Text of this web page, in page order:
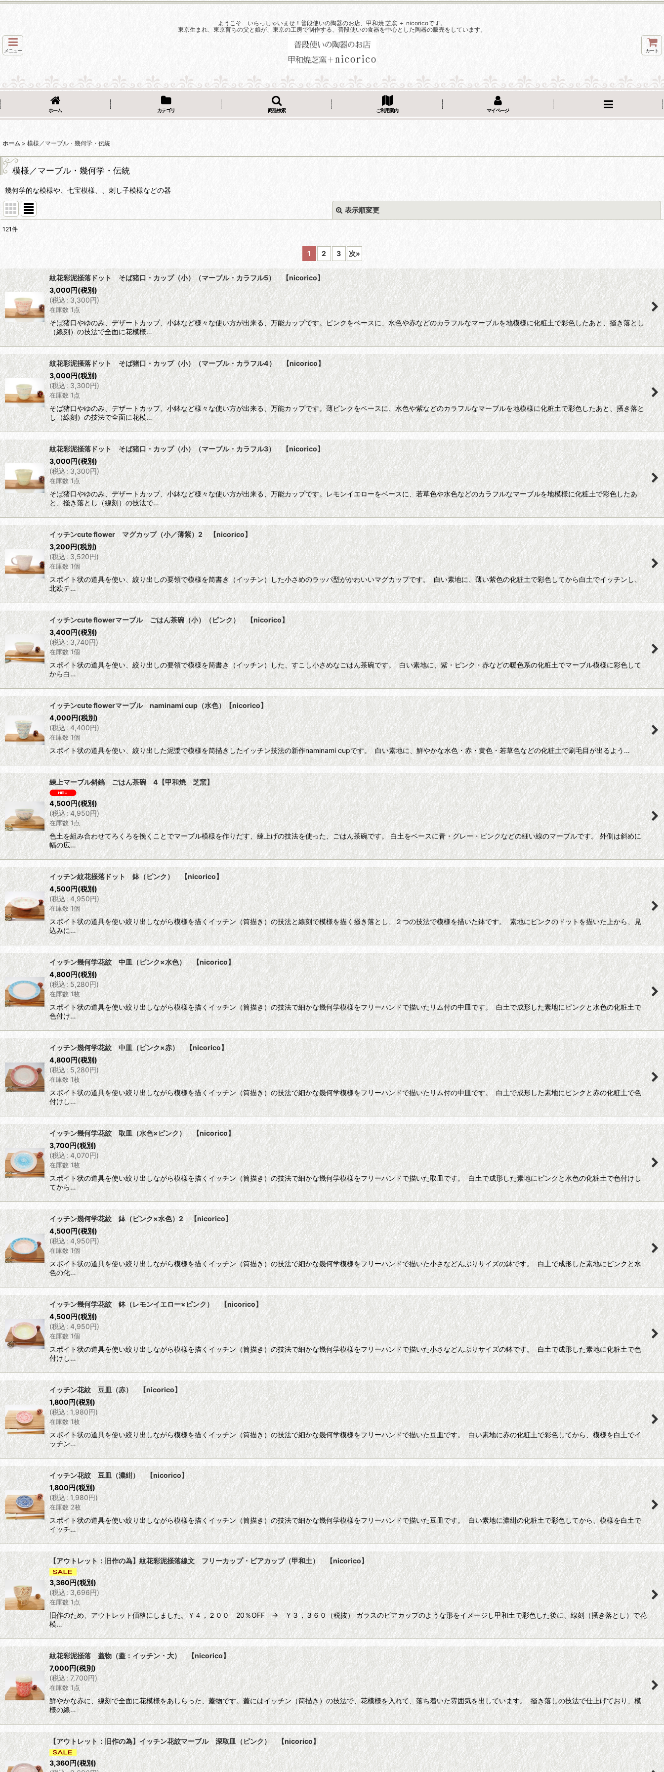
ようこそ いらっしゃいませ！普段使いの陶器のお店、甲和焼 芝窯 ＋ nicoricoです。
東京生まれ、東京育ちの父と娘が、東京の工房で制作する、普段使いの食器を中心とした陶器の販売をしています。
メニュー カート
ホーム カテゴリ 商品検索 ご利用案内 マイページ
ホーム > 模様／マーブル・幾何学・伝統
模様／マーブル・幾何学・伝統
幾何学的な模様や、七宝模様、、刺し子模様などの器
表示順変更
絞り込む
121件
1 2 3 次»
紋花彩泥掻落ドット そば猪口・カップ（小）（マーブル・カラフル5） 【nicorico】
3,000円(税別)
(税込: 3,300円)
在庫数 1点
そば猪口やゆのみ、デザートカップ、小鉢など様々な使い方が出来る、万能カップです。ピンクをベースに、水色や赤などのカラフルなマーブルを地模様に化粧土で彩色したあと、掻き落とし
（線刻）の技法で全面に花模様…
紋花彩泥掻落ドット そば猪口・カップ（小）（マーブル・カラフル4） 【nicorico】
3,000円(税別)
(税込: 3,300円)
在庫数 1点
そば猪口やゆのみ、デザートカップ、小鉢など様々な使い方が出来る、万能カップです。薄ピンクをベースに、水色や紫などのカラフルなマーブルを地模様に化粧土で彩色したあと、掻き落と
し（線刻）の技法で全面に花模…
紋花彩泥掻落ドット そば猪口・カップ（小）（マーブル・カラフル3） 【nicorico】
3,000円(税別)
(税込: 3,300円)
在庫数 1点
そば猪口やゆのみ、デザートカップ、小鉢など様々な使い方が出来る、万能カップです。レモンイエローをベースに、若草色や水色などのカラフルなマーブルを地模様に化粧土で彩色したあ
と、掻き落とし（線刻）の技法で…
イッチンcute flower マグカップ（小／薄紫）2 【nicorico】
3,200円(税別)
(税込: 3,520円)
在庫数 1個
スポイト状の道具を使い、絞り出しの要領で模様を筒書き（イッチン）した小さめのラッパ型がかわいいマグカップです。 白い素地に、薄い紫色の化粧土で彩色してから白土でイッチンし、
北欧テ…
イッチンcute flowerマーブル ごはん茶碗（小）（ピンク） 【nicorico】
3,400円(税別)
(税込: 3,740円)
在庫数 1個
スポイト状の道具を使い、絞り出しの要領で模様を筒書き（イッチン）した、すこし小さめなごはん茶碗です。 白い素地に、紫・ピンク・赤などの暖色系の化粧土でマーブル模様に彩色して
から白…
イッチンcute flowerマーブル naminami cup（水色）【nicorico】
4,000円(税別)
(税込: 4,400円)
在庫数 1個
スポイト状の道具を使い、絞り出した泥漿で模様を筒描きしたイッチン技法の新作naminami cupです。 白い素地に、鮮やかな水色・赤・黄色・若草色などの化粧土で刷毛目が出るよう…
練上マーブル斜鎬 ごはん茶碗 4【甲和焼 芝窯】
4,500円(税別)
(税込: 4,950円)
在庫数 1点
色土を組み合わせてろくろを挽くことでマーブル模様を作りだす、練上げの技法を使った、ごはん茶碗です。 白土をベースに青・グレー・ピンクなどの細い線のマーブルです。 外側は斜めに
幅の広…
イッチン紋花掻落ドット 鉢（ピンク） 【nicorico】
4,500円(税別)
(税込: 4,950円)
在庫数 1個
スポイト状の道具を使い絞り出しながら模様を描くイッチン（筒描き）の技法と線刻で模様を描く掻き落とし、２つの技法で模様を描いた鉢です。 素地にピンクのドットを描いた上から、見
込みに…
イッチン幾何学花紋 中皿（ピンク×水色） 【nicorico】
4,800円(税別)
(税込: 5,280円)
在庫数 1枚
スポイト状の道具を使い絞り出しながら模様を描くイッチン（筒描き）の技法で細かな幾何学模様をフリーハンドで描いたリム付の中皿です。 白土で成形した素地にピンクと水色の化粧土で
色付け…
イッチン幾何学花紋 中皿（ピンク×赤） 【nicorico】
4,800円(税別)
(税込: 5,280円)
在庫数 1枚
スポイト状の道具を使い絞り出しながら模様を描くイッチン（筒描き）の技法で細かな幾何学模様をフリーハンドで描いたリム付の中皿です。 白土で成形した素地にピンクと赤の化粧土で色
付けし…
イッチン幾何学花紋 取皿（水色×ピンク） 【nicorico】
3,700円(税別)
(税込: 4,070円)
在庫数 1枚
スポイト状の道具を使い絞り出しながら模様を描くイッチン（筒描き）の技法で細かな幾何学模様をフリーハンドで描いた取皿です。 白土で成形した素地にピンクと水色の化粧土で色付けし
てから…
イッチン幾何学花紋 鉢（ピンク×水色）2 【nicorico】
4,500円(税別)
(税込: 4,950円)
在庫数 1個
スポイト状の道具を使い絞り出しながら模様を描くイッチン（筒描き）の技法で細かな幾何学模様をフリーハンドで描いた小さなどんぶりサイズの鉢です。 白土で成形した素地にピンクと水
色の化…
イッチン幾何学花紋 鉢（レモンイエロー×ピンク） 【nicorico】
4,500円(税別)
(税込: 4,950円)
在庫数 1個
スポイト状の道具を使い絞り出しながら模様を描くイッチン（筒描き）の技法で細かな幾何学模様をフリーハンドで描いた小さなどんぶりサイズの鉢です。 白土で成形した素地に化粧土で色
付けし…
イッチン花紋 豆皿（赤） 【nicorico】
1,800円(税別)
(税込: 1,980円)
在庫数 1枚
スポイト状の道具を使い絞り出しながら模様を描くイッチン（筒描き）の技法で細かな幾何学模様をフリーハンドで描いた豆皿です。 白い素地に赤の化粧土で彩色してから、模様を白土でイ
ッチン…
イッチン花紋 豆皿（濃紺） 【nicorico】
1,800円(税別)
(税込: 1,980円)
在庫数 2枚
スポイト状の道具を使い絞り出しながら模様を描くイッチン（筒描き）の技法で細かな幾何学模様をフリーハンドで描いた豆皿です。 白い素地に濃紺の化粧土で彩色してから、模様を白土で
イッチ…
【アウトレット：旧作の為】紋花彩泥掻落線文 フリーカップ・ビアカップ（甲和土） 【nicorico】
3,360円(税別)
(税込: 3,696円)
在庫数 1点
旧作のため、アウトレット価格にしました。￥４，２００ 20％OFF → ￥３，３６０（税抜） ガラスのビアカップのような形をイメージし甲和土で彩色した後に、線刻（掻き落とし）で花
模…
紋花彩泥掻落 蓋物（蓋：イッチン・大） 【nicorico】
7,000円(税別)
(税込: 7,700円)
在庫数 1点
鮮やかな赤に、線刻で全面に花模様をあしらった、蓋物です。蓋にはイッチン（筒描き）の技法で、花模様を入れて、落ち着いた雰囲気を出しています。 掻き落しの技法で仕上げており、模
様の線…
【アウトレット：旧作の為】イッチン花紋マーブル 深取皿（ピンク） 【nicorico】
3,360円(税別)